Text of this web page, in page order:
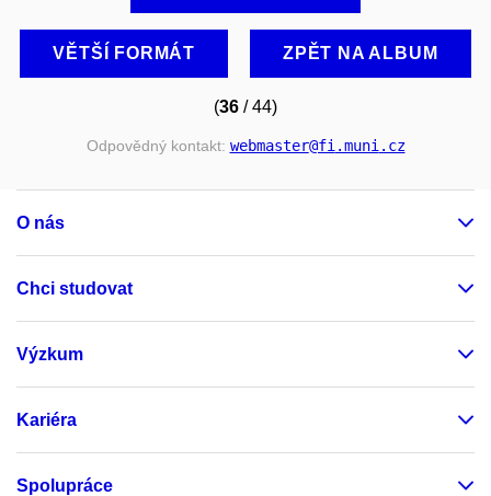
VĚTŠÍ FORMÁT ZPĚT NA ALBUM
(36 / 44)
Odpovědný kontakt: webmaster@fi.muni.cz
O nás
Chci studovat
Výzkum
Kariéra
Spolupráce